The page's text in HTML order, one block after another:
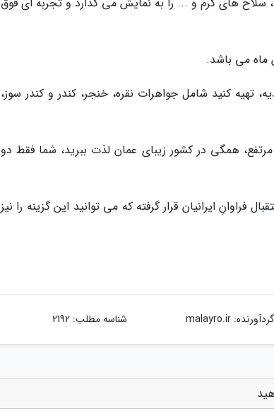
ماه می باشد.
تهیه کنید شامل جواهرات نقره، خنجر، کندر و کندر سوز،
همگی در کشور زیبای عمان لذت ببرید، شما فقط دو
فراوانِ ایرانیان قرار گرفته که می توانید این گزینه را نیز
گردآورنده:malayro.ir شناسه مطلب: 2192